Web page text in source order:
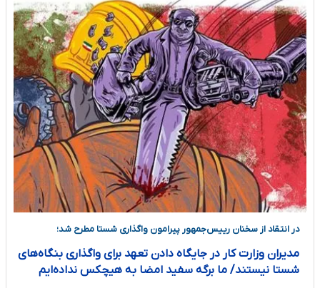
در انتقاد از سخنان رییس‌جمهور پیرامون واگذاری شستا مطرح شد؛
مدیران وزارت کار در جایگاه دادن تعهد برای واگذاری بنگاه‌های
شستا نیستند/ ما برگه سفید امضا به هیچکس نداده‌ایم